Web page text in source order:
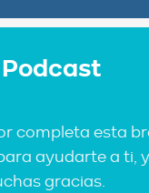
completa esta
ayudarte a ti,
gracias.